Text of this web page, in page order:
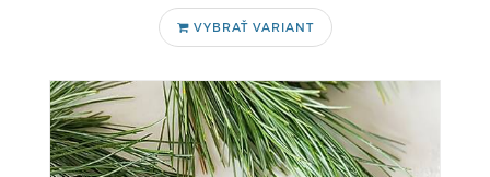
VYBRAŤ VARIANT